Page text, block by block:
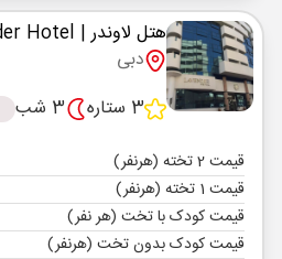
هتل لاوندر| Lavender Hotel
دبی
3 ستاره
3 شب
قیمت 2 تخته (هرنفر)
قیمت 1 تخته (هرنفر)
قیمت کودک با تخت (هر نفر)
قیمت کودک بدون تخت (هرنفر)